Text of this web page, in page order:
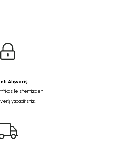
Alışveriş
ile sitemizden
yapabilirsiniz.